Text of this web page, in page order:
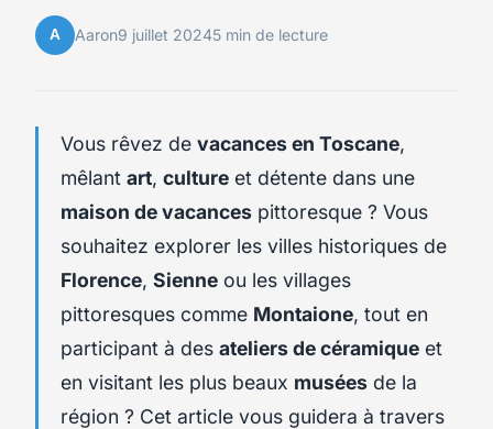
A Aaron9 juillet 20245 min de lecture
Vous rêvez de vacances en Toscane,
mêlant art, culture et détente dans une
maison de vacances pittoresque ? Vous
souhaitez explorer les villes historiques de
Florence, Sienne ou les villages
pittoresques comme Montaione, tout en
participant à des ateliers de céramique et
en visitant les plus beaux musées de la
région ? Cet article vous guidera à travers